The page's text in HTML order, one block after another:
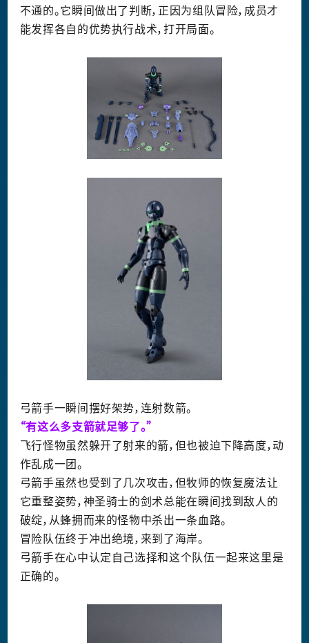
不通的。它瞬间做出了判断，正因为组队冒险，成员才
能发挥各自的优势执行战术，打开局面。
弓箭手一瞬间摆好架势，连射数箭。
“有这么多支箭就足够了。”
飞行怪物虽然躲开了射来的箭，但也被迫下降高度，动
作乱成一团。
弓箭手虽然也受到了几次攻击，但牧师的恢复魔法让
它重整姿势，神圣骑士的剑术总能在瞬间找到敌人的
破绽，从蜂拥而来的怪物中杀出一条血路。
冒险队伍终于冲出绝境，来到了海岸。
弓箭手在心中认定自己选择和这个队伍一起来这里是
正确的。